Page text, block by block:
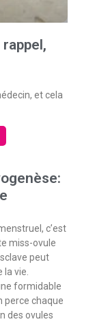
et cela
c’est
miss-ovule
peut
vie.
formidable
perce chaque
des ovules